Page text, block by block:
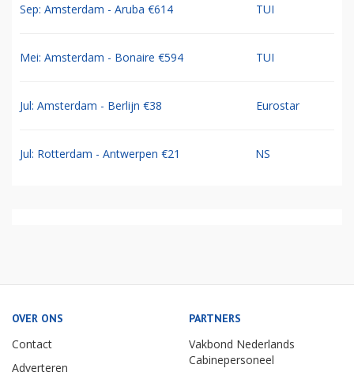
Sep: Amsterdam - Aruba €614 TUI
Mei: Amsterdam - Bonaire €594 TUI
Jul: Amsterdam - Berlijn €38 Eurostar
Jul: Rotterdam - Antwerpen €21 NS
OVER ONS
Contact
Adverteren
PARTNERS
Vakbond Nederlands
Cabinepersoneel